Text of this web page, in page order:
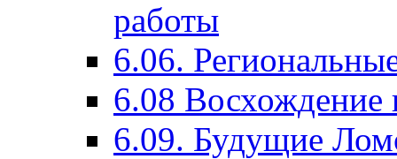
работы
6.06.
6.08 Восхождение
6.09. Будущие